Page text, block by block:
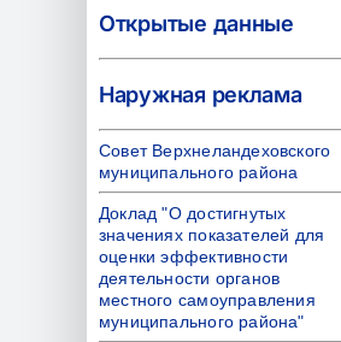
Открытые данные
Наружная реклама
Совет Верхнеландеховского
муниципального района
Доклад "О достигнутых
значениях показателей для
оценки эффективности
деятельности органов
местного самоуправления
муниципального района"